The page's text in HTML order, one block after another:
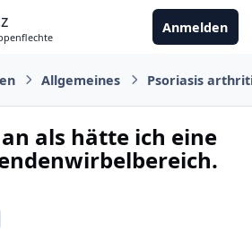
Anmelden
Allgemeines Psoriasis
als hätte ich eine